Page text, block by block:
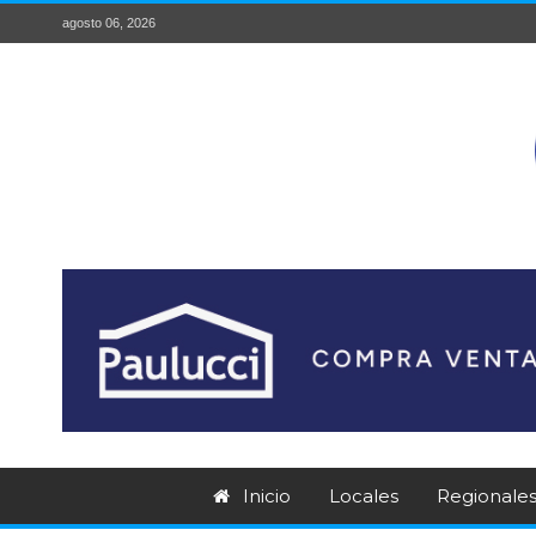
agosto 06, 2026
Inicio Locales Regionales